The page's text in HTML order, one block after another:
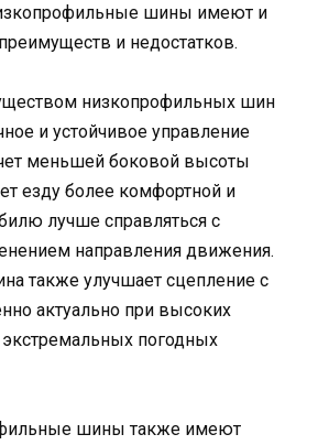
шины имеют и
и недостатков.
низкопрофильных шин
и устойчивое управление
меньшей боковой высоты
езду более комфортной и
лучше справляться с
направления движения.
также улучшает сцепление с
актуально при высоких
экстремальных погодных
шины также имеют